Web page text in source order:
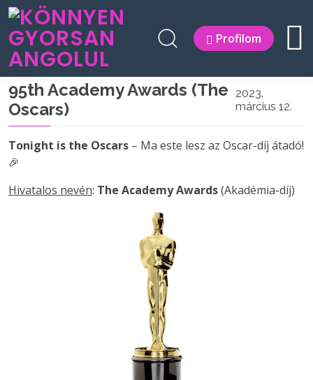
Profilom
95th Academy Awards (The
Oscars)
2023.
március 12.
Tonight is the Oscars – Ma este lesz az Oscar-díj átadó!
🎉
Hivatalos nevén: The Academy Awards(Akadémia-díj)